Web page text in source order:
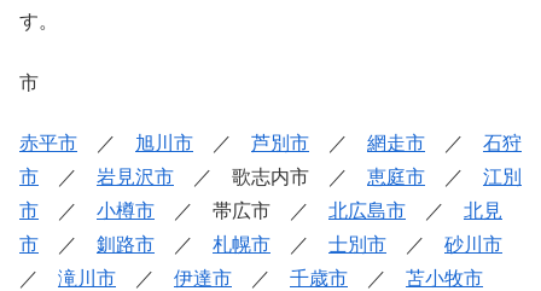
す。
市
赤平市 ／ 旭川市 ／ 芦別市 ／ 網走市 ／ 石狩
市 ／ 岩見沢市 ／ 歌志内市 ／ 恵庭市 ／ 江別
市 ／ 小樽市 ／ 帯広市 ／ 北広島市 ／ 北見
市 ／ 釧路市 ／ 札幌市 ／ 士別市 ／ 砂川市
／ 滝川市 ／ 伊達市 ／ 千歳市 ／ 苫小牧市